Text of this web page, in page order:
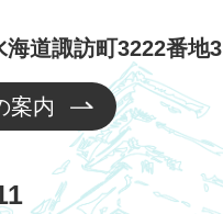
道諏訪町3222番地3
案内